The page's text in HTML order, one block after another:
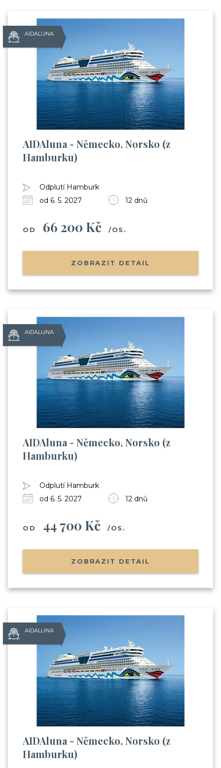
AIDALUNA
AIDAluna - Německo, Norsko (z
Hamburku)
Odplutí Hamburk
od 6. 5. 2027
12 dnů
OD 66 200 Kč /OS.
ZOBRAZIT DETAIL
AIDALUNA
AIDAluna - Německo, Norsko (z
Hamburku)
Odplutí Hamburk
od 6. 5. 2027
12 dnů
OD 44 700 Kč /OS.
ZOBRAZIT DETAIL
AIDALUNA
AIDAluna - Německo, Norsko (z
Hamburku)